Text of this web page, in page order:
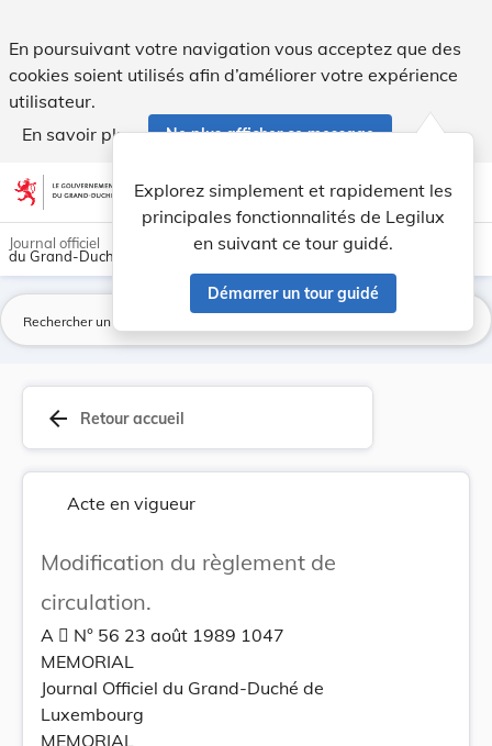
En poursuivant votre navigation vous acceptez que des
cookies soient utilisés afin d’améliorer votre expérience
utilisateur.
En savoir plus
Ne plus afficher ce message
Aller au contenu account_circle help Aide
Explorez simplement et rapidement les
principales fonctionnalités de Legilux
en suivant ce tour guidé.
Démarrer un tour guidé
light_mode dark_mode
Journal officiel
du Grand-Duché de Luxembourg
arrow_back Retour accueil
Acte en vigueur
Modification du règlement de
circulation.
A  N° 56 23 août 1989 1047
MEMORIAL
Journal Officiel du Grand-Duché de
Luxembourg
MEMORIAL